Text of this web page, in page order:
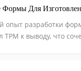
опыт разработки
TPM к выводу, что